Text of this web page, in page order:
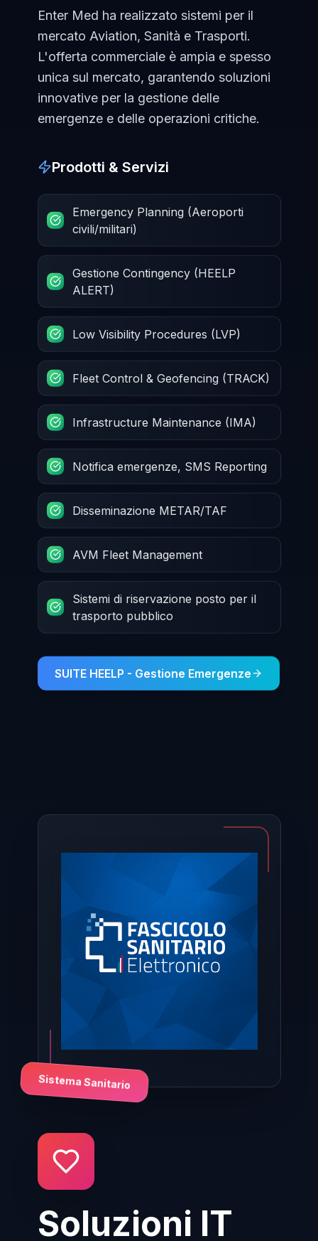
Enter Med ha realizzato sistemi per il
mercato Aviation, Sanità e Trasporti.
L'offerta commerciale è ampia e spesso
unica sul mercato, garantendo soluzioni
innovative per la gestione delle
emergenze e delle operazioni critiche.
Prodotti & Servizi
Emergency Planning (Aeroporti
civili/militari)
Gestione Contingency (HEELP
ALERT)
Low Visibility Procedures (LVP)
Fleet Control & Geofencing (TRACK)
Infrastructure Maintenance (IMA)
Notifica emergenze, SMS Reporting
Disseminazione METAR/TAF
AVM Fleet Management
Sistemi di riservazione posto per il
trasporto pubblico
SUITE HEELP - Gestione Emergenze
Soluzioni IT
Sistema Sanitario